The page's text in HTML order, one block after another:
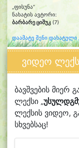
„ფისუნა“
ნახატის ავტორი:
ბარბარე ციშუკ (7)
დაამატე შენი
ვიდეო
ბავშვების მიერ
ლექსი „
ლექსის ვიდეო,
სხვებსაც!